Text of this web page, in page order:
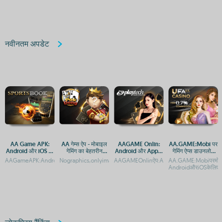
नवीनतम अपडेट
AA Game APK:
Android और iOS पर
डाउनलोड करें
AA गेम्स ऐप - मोबाइल
गेमिंग का बेहतरीन
अनुभव
AAGAME Onlin:
Android और Apple
के लिए APP डाउनलोड
करें
AA.GAME:Mobi पर
गेमिंग ऐप्स डाउनलोड
करें - Android और
iOS के लिए एक्सेस